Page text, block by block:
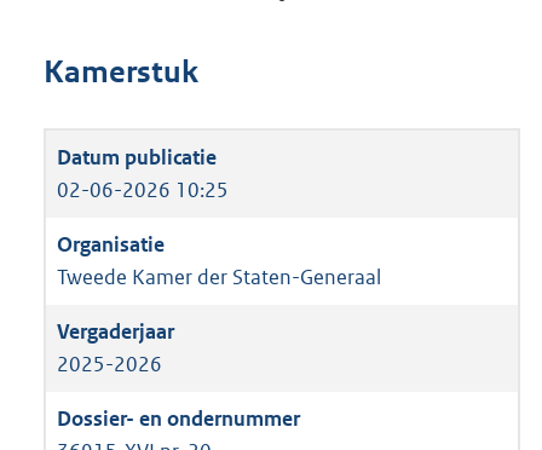
Kamerstuk
02-06-2026 10:25
Tweede Kamer der Staten-Generaal
2025-2026